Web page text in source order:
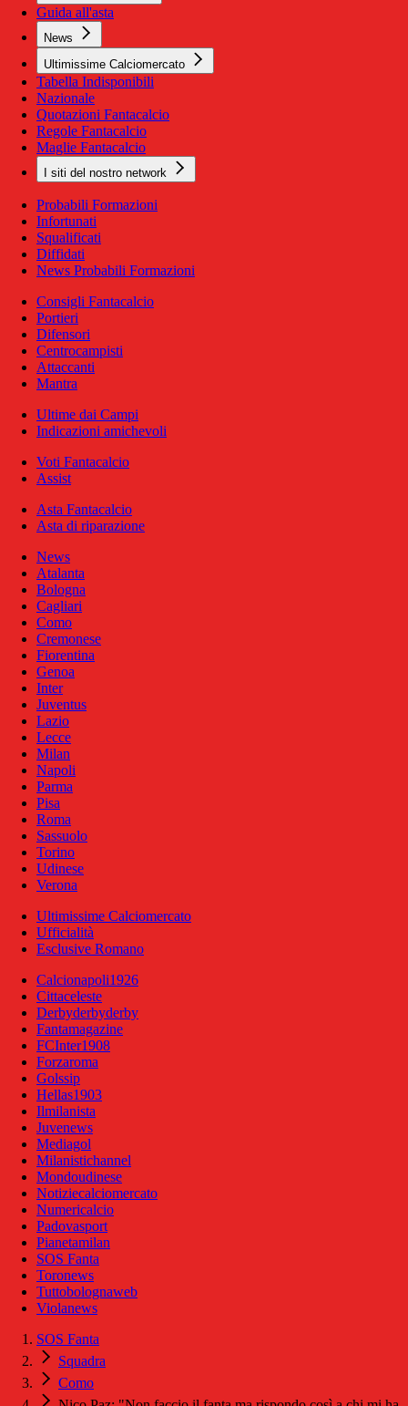
Guida all'asta
News
Ultimissime Calciomercato
Tabella Indisponibili
Nazionale
Quotazioni Fantacalcio
Regole Fantacalcio
Maglie Fantacalcio
I siti del nostro network
Probabili Formazioni
Infortunati
Squalificati
Diffidati
News Probabili Formazioni
Consigli Fantacalcio
Portieri
Difensori
Centrocampisti
Attaccanti
Mantra
Ultime dai Campi
Indicazioni amichevoli
Voti Fantacalcio
Assist
Asta Fantacalcio
Asta di riparazione
News
Atalanta
Bologna
Cagliari
Como
Cremonese
Fiorentina
Genoa
Inter
Juventus
Lazio
Lecce
Milan
Napoli
Parma
Pisa
Roma
Sassuolo
Torino
Udinese
Verona
Ultimissime Calciomercato
Ufficialità
Esclusive Romano
Calcionapoli1926
Cittaceleste
Derbyderbyderby
Fantamagazine
FCInter1908
Forzaroma
Golssip
Hellas1903
Ilmilanista
Juvenews
Mediagol
Milanistichannel
Mondoudinese
Notiziecalciomercato
Numericalcio
Padovasport
Pianetamilan
SOS Fanta
Toronews
Tuttobolognaweb
Violanews
SOS Fanta
Squadra
Como